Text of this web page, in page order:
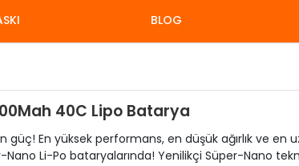
BLOG
40C Lipo Batarya
güç! En yüksek performans, en düşük ağırlık ve en
Nano Li-Po bataryalarında! Yenilikçi Süper-Nano